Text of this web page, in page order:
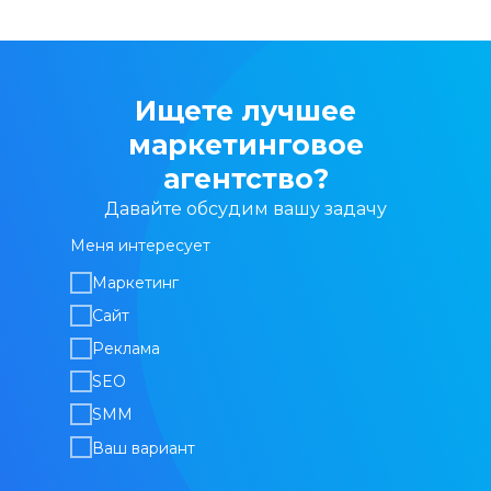
Давайте обсудим вашу задачу
Ищете лучшее
маркетинговое
агентство?
Меня интересует
Маркетинг
Сайт
Реклама
SEO
SMM
Ваш вариант